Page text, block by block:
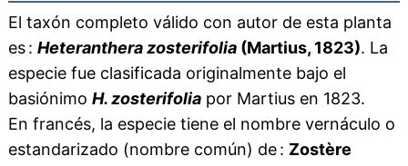
El taxón completo válido con autor de esta planta
es : Heteranthera zosterifolia(Martius, 1823). La
especie fue clasificada originalmente bajo el
basiónimo H. zosterifoliapor Martius en 1823.
En francés, la especie tiene el nombre vernáculo o
estandarizado (nombre común) de : Zostère